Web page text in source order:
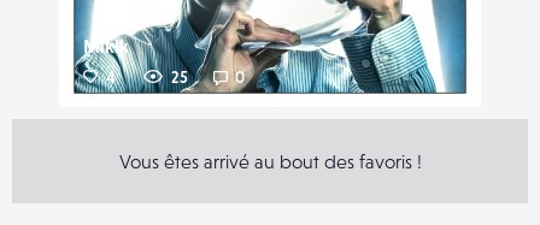
Miklk
4 25 0
Vous êtes arrivé au bout des favoris !